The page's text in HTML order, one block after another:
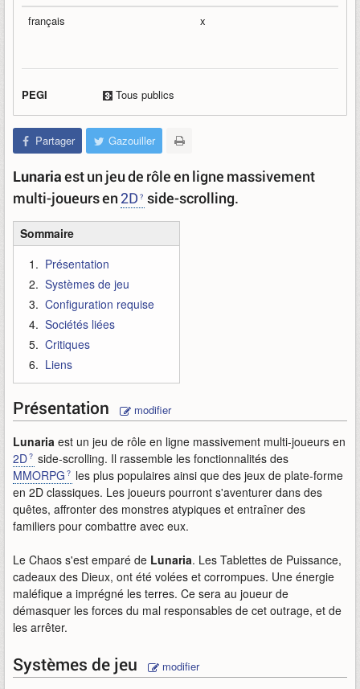
français x
PEGI Tous publics
Partager Gazouiller
Lunariaest un jeu de rôle en ligne massivement
multi-joueurs en 2D side-scrolling.
Sommaire
Présentation
Systèmes de jeu
Configuration requise
Sociétés liées
Critiques
Liens
Présentation modifier
Lunaria est un jeu de rôle en ligne massivement multi-joueurs en
2D
side-scrolling. Il rassemble les fonctionnalités des
MMORPG
les plus populaires ainsi que des jeux de plate-forme
en 2D classiques. Les joueurs pourront s'aventurer dans des
quêtes, affronter des monstres atypiques et entraîner des
familiers pour combattre avec eux.
Le Chaos s'est emparé de Lunaria. Les Tablettes de Puissance,
cadeaux des Dieux, ont été volées et corrompues. Une énergie
maléfique a imprégné les terres. Ce sera au joueur de
démasquer les forces du mal responsables de cet outrage, et de
les arrêter.
Systèmes de jeu modifier